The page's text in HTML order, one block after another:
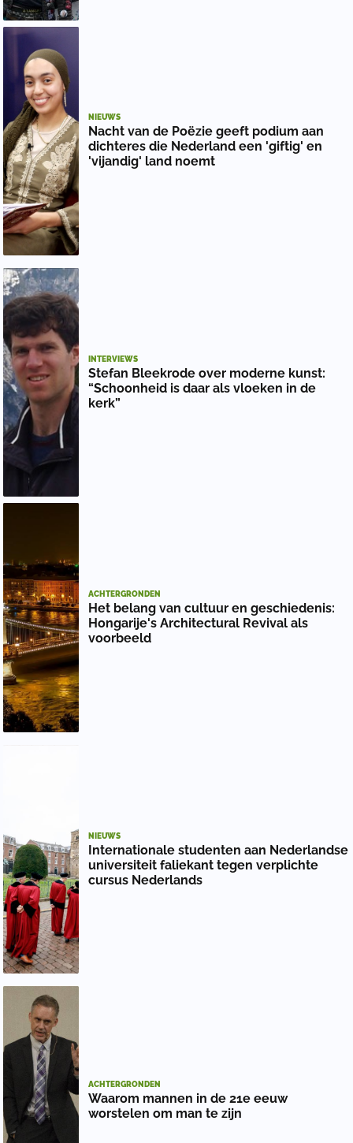
NIEUWS
Nacht van de Poëzie geeft podium aan
dichteres die Nederland een 'giftig' en
'vijandig' land noemt
INTERVIEWS
Stefan Bleekrode over moderne kunst:
“Schoonheid is daar als vloeken in de
kerk”
ACHTERGRONDEN
Het belang van cultuur en geschiedenis:
Hongarije's Architectural Revival als
voorbeeld
NIEUWS
Internationale studenten aan Nederlandse
universiteit faliekant tegen verplichte
cursus Nederlands
ACHTERGRONDEN
Waarom mannen in de 21e eeuw
worstelen om man te zijn